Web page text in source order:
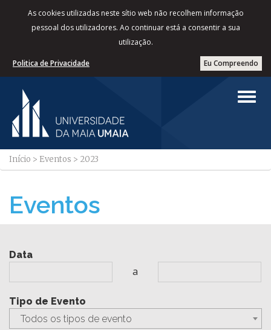
As cookies utilizadas neste sítio web não recolhem informação
pessoal dos utilizadores. Ao continuar está a consentir a sua
utilização.
Eu Compreendo
Politica de Privacidade
Início > Eventos > 2023
Eventos
Data
a
Tipo de Evento
Todos os tipos de evento